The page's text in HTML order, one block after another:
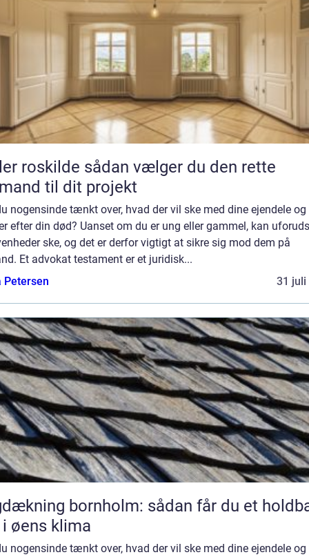
sådan vælger du den rette
til dit projekt
nogensinde tænkt over, hvad der vil ske med dine ejendele og
efter din død? Uanset om du er ung eller gammel, kan
ske, og det er derfor vigtigt at sikre sig mod dem på
Et advokat testament er et juridisk...
Petersen
31 juli
bornholm: sådan får du et
øens klima
nogensinde tænkt over, hvad der vil ske med dine ejendele og